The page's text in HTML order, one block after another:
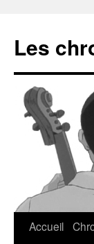
Les
Accueil